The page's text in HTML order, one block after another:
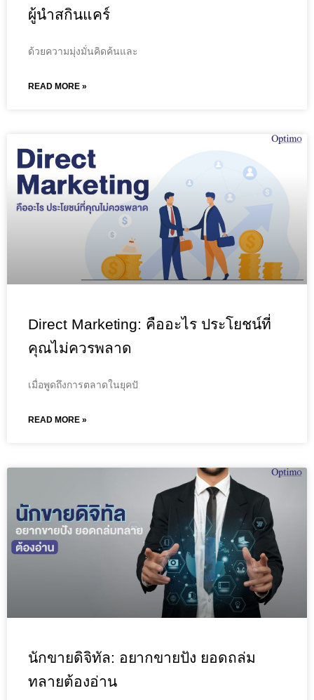
ผู้นำสกินแคร์
ด้วยความมุ่งมั่นคิดค้นและ
READ MORE »
Direct Marketing: คืออะไร ประโยชน์ที่
คุณไม่ควรพลาด
เมื่อพูดถึงการตลาดในยุคปั
READ MORE »
นักขายดิจิทัล: อยากขายปัง ยอดถล่ม
ทลายต้องอ่าน